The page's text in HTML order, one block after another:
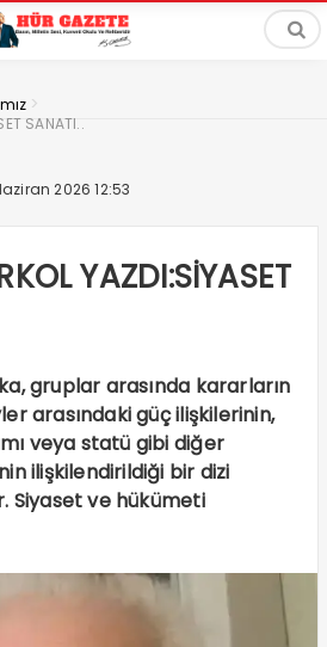
>
SANATI..
2026 12:53
YAZDI:SİYASET
gruplar arasında kararların
arasındaki güç ilişkilerinin,
veya statü gibi diğer
ilişkilendirildiği bir dizi
Siyaset ve hükümeti